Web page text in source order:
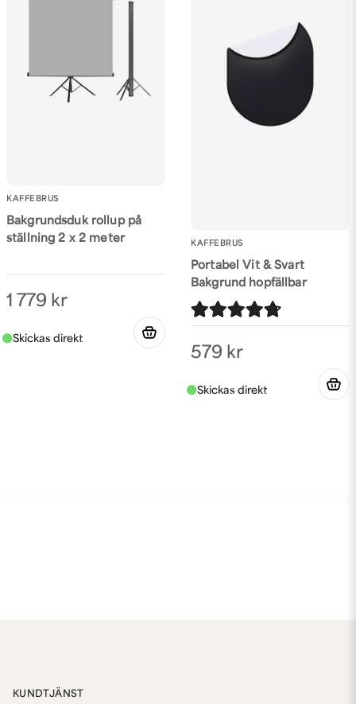
KAFFEBRUS
Bakgrundsduk rollup på
ställning 2 x 2 meter
1 779 kr
KAFFEBRUS
Portabel Vit & Svart
Bakgrund hopfällbar
579 kr
KUNDTJÄNST